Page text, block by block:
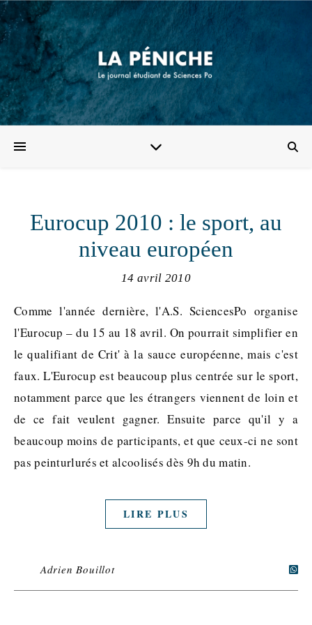
Eurocup 2010 : le sport, au
niveau européen
14 avril 2010
Comme l'année dernière, l'A.S. SciencesPo organise
l'Eurocup – du 15 au 18 avril. On pourrait simplifier en
le qualifiant de Crit' à la sauce européenne, mais c'est
faux. L'Eurocup est beaucoup plus centrée sur le sport,
notamment parce que les étrangers viennent de loin et
de ce fait veulent gagner. Ensuite parce qu'il y a
beaucoup moins de participants, et que ceux-ci ne sont
pas peinturlurés et alcoolisés dès 9h du matin.
LIRE PLUS
Adrien Bouillot